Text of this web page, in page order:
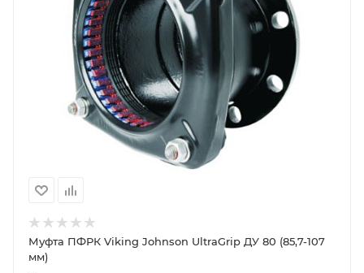
Муфта ПФРК Viking Johnson UltraGrip ДУ 80 (85,7-107
мм)